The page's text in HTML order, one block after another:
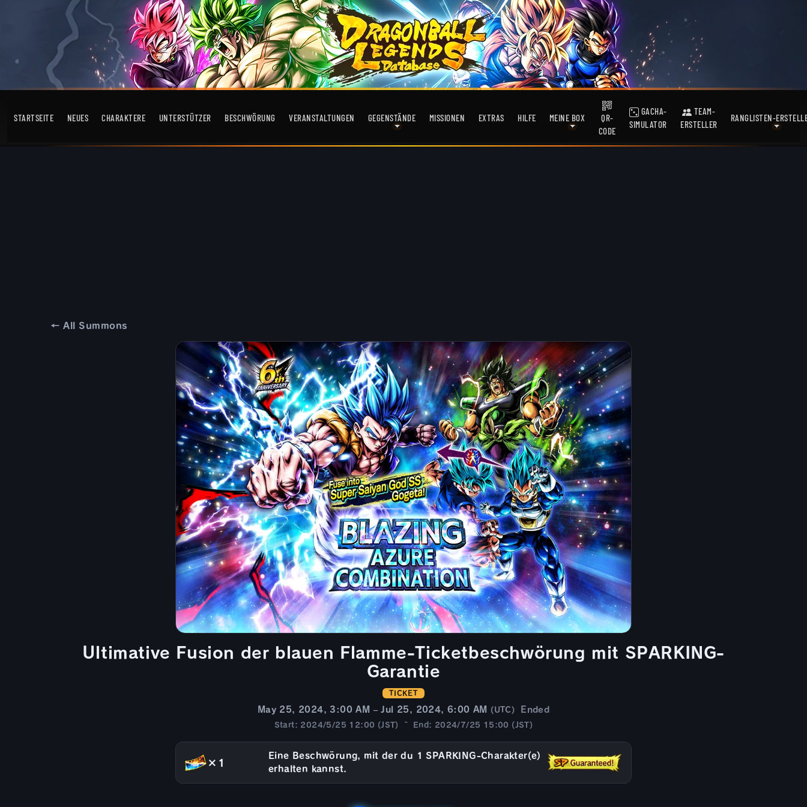
STARTSEITE NEUES CHARAKTERE UNTERSTÜTZER BESCHWÖRUNG VERANSTALTUNGEN GEGENSTÄNDE MISSIONEN EXTRAS HILFE MEINE BOX
QR-
CODE
GACHA-
SIMULATOR
TEAM-
ERSTELLER
RANGLISTEN-
← All Summons
Ultimative Fusion der blauen Flamme-Ticketbeschwörung mit SPARKING-
Garantie
TICKET
May 25, 2024, 3:00 AM – Jul 25, 2024, 6:00 AM (UTC) Ended
Start: 2024/5/25 12:00 (JST) ~ End: 2024/7/25 15:00 (JST)
×1
Eine Beschwörung, mit der du 1 SPARKING-Charakter(e)
erhalten kannst.